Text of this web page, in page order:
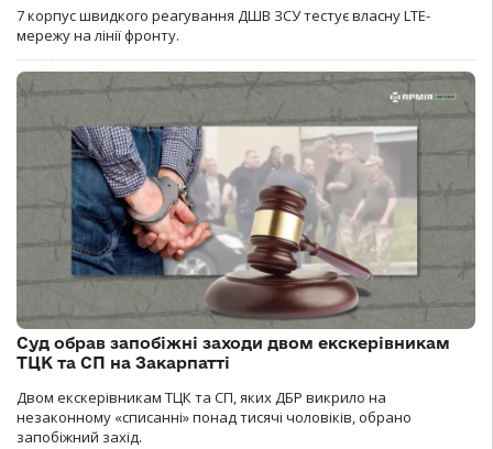
7 корпус швидкого реагування ДШВ ЗСУ тестує власну LTE-
мережу на лінії фронту.
Суд обрав запобіжні заходи двом екскерівникам
ТЦК та СП на Закарпатті
Двом екскерівникам ТЦК та СП, яких ДБР викрило на
незаконному «списанні» понад тисячі чоловіків, обрано
запобіжний захід.